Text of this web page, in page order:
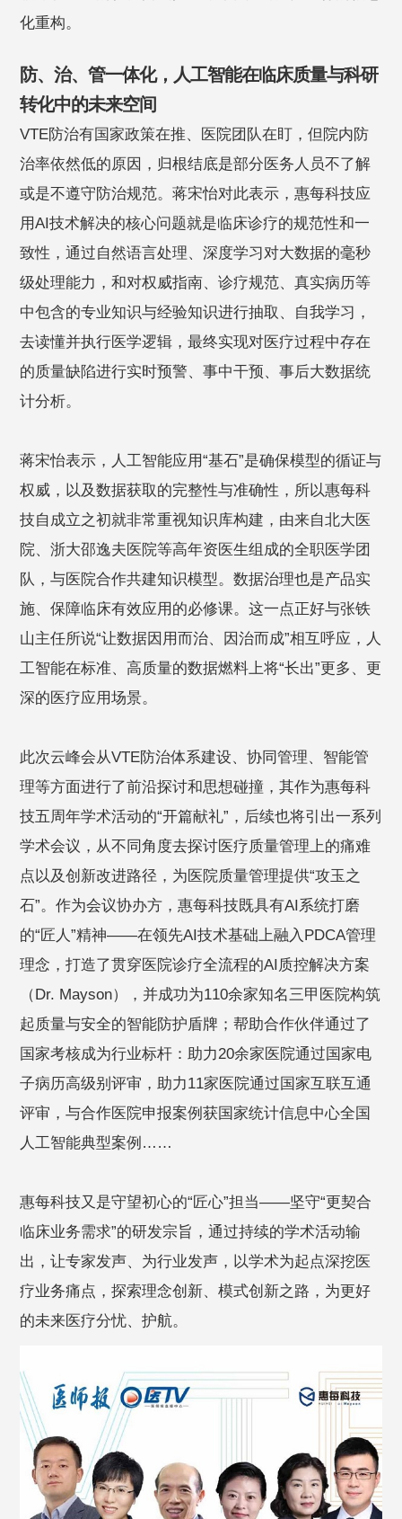
化重构。
防、治、管一体化，人工智能在临床质量与科研
转化中的未来空间
VTE防治有国家政策在推、医院团队在盯，但院内防
治率依然低的原因，归根结底是部分医务人员不了解
或是不遵守防治规范。蒋宋怡对此表示，惠每科技应
用AI技术解决的核心问题就是临床诊疗的规范性和一
致性，通过自然语言处理、深度学习对大数据的毫秒
级处理能力，和对权威指南、诊疗规范、真实病历等
中包含的专业知识与经验知识进行抽取、自我学习，
去读懂并执行医学逻辑，最终实现对医疗过程中存在
的质量缺陷进行实时预警、事中干预、事后大数据统
计分析。
蒋宋怡表示，人工智能应用“基石”是确保模型的循证与
权威，以及数据获取的完整性与准确性，所以惠每科
技自成立之初就非常重视知识库构建，由来自北大医
院、浙大邵逸夫医院等高年资医生组成的全职医学团
队，与医院合作共建知识模型。数据治理也是产品实
施、保障临床有效应用的必修课。这一点正好与张铁
山主任所说“让数据因用而治、因治而成”相互呼应，人
工智能在标准、高质量的数据燃料上将“长出”更多、更
深的医疗应用场景。
此次云峰会从VTE防治体系建设、协同管理、智能管
理等方面进行了前沿探讨和思想碰撞，其作为惠每科
技五周年学术活动的“开篇献礼”，后续也将引出一系列
学术会议，从不同角度去探讨医疗质量管理上的痛难
点以及创新改进路径，为医院质量管理提供“攻玉之
石”。作为会议协办方，惠每科技既具有AI系统打磨
的“匠人”精神——在领先AI技术基础上融入PDCA管理
理念，打造了贯穿医院诊疗全流程的AI质控解决方案
（Dr. Mayson），并成功为110余家知名三甲医院构筑
起质量与安全的智能防护盾牌；帮助合作伙伴通过了
国家考核成为行业标杆：助力20余家医院通过国家电
子病历高级别评审，助力11家医院通过国家互联互通
评审，与合作医院申报案例获国家统计信息中心全国
人工智能典型案例……
惠每科技又是守望初心的“匠心”担当——坚守“更契合
临床业务需求”的研发宗旨，通过持续的学术活动输
出，让专家发声、为行业发声，以学术为起点深挖医
疗业务痛点，探索理念创新、模式创新之路，为更好
的未来医疗分忧、护航。